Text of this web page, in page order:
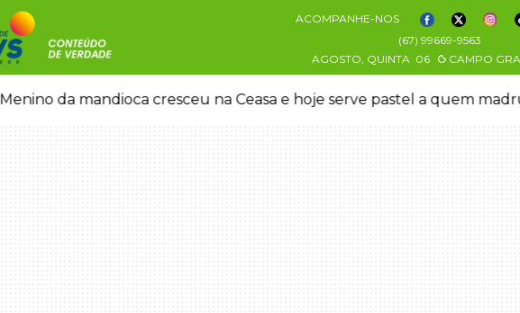
ACOMPANHE-NOS
(67) 99669-9563
AGOSTO, QUINTA 06 CAMPO
Menino da mandioca cresceu na Ceasa e hoje serve pastel a quem